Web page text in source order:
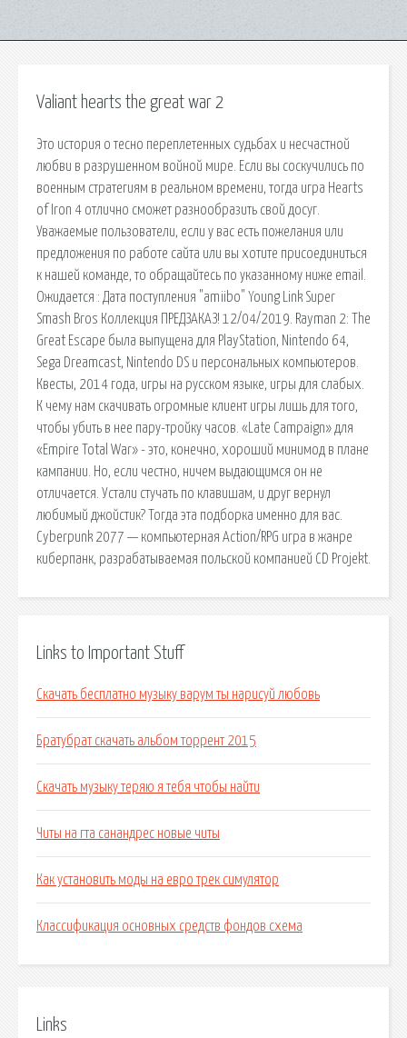
Valiant hearts the great war 2
Это история о тесно переплетенных судьбах и несчастной
любви в разрушенном войной мире. Если вы соскучились по
военным стратегиям в реальном времени, тогда игра Hearts
of Iron 4 отлично сможет разнообразить свой досуг.
Уважаемые пользователи, если у вас есть пожелания или
предложения по работе сайта или вы хотите присоединиться
к нашей команде, то обращайтесь по указанному ниже email.
Ожидается : Дата поступления "amiibo" Young Link Super
Smash Bros Коллекция ПРЕДЗАКАЗ! 12/04/2019. Rayman 2: The
Great Escape была выпущена для PlayStation, Nintendo 64,
Sega Dreamcast, Nintendo DS и персональных компьютеров.
Квесты, 2014 года, игры на русском языке, игры для слабых.
К чему нам скачивать огромные клиент игры лишь для того,
чтобы убить в нее пару-тройку часов. «Late Campaign» для
«Empire Total War» - это, конечно, хороший минимод в плане
кампании. Но, если честно, ничем выдающимся он не
отличается. Устали стучать по клавишам, и друг вернул
любимый джойстик? Тогда эта подборка именно для вас.
Cyberpunk 2077 — компьютерная Action/RPG игра в жанре
киберпанк, разрабатываемая польской компанией CD Projekt.
Links to Important Stuff
Скачать бесплатно музыку варум ты нарисуй любовь
Братубрат скачать альбом торрент 2015
Скачать музыку теряю я тебя чтобы найти
Читы на гта санандрес новые читы
Как установить моды на евро трек симулятор
Классификация основных средств фондов схема
Links